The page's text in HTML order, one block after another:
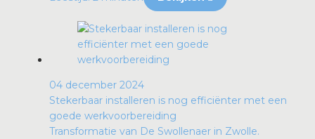
04 december 2024
Stekerbaar installeren is nog efficiënter met een
goede werkvoorbereiding
Transformatie van De Swollenaer in Zwolle.